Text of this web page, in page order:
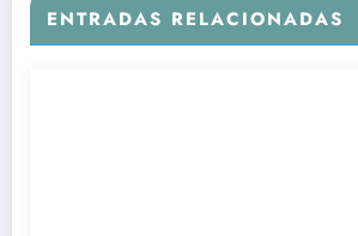
ENTRADAS RELACIONADAS